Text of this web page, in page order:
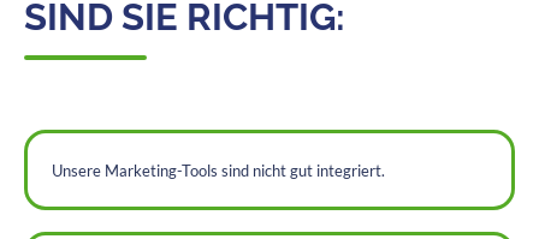
SIND SIE RICHTIG:
Unsere Marketing-Tools sind nicht gut integriert.